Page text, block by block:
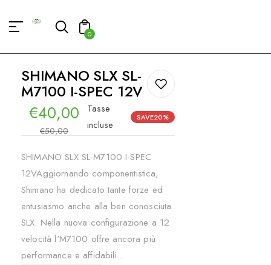
0
SHIMANO SLX SL-
M7100 I-SPEC 12V
Prezzo
scontato
€40,00
Prezzo
di
listino
€50,00
Tasse
incluse
SAVE20%
SHIMANO SLX SL-M7100 I-SPEC
12VAggiornando componentistica,
Shimano ha dedicato tante forze ed
entusiasmo anche alla ben conosciuta
SLX. Nella nuova configurazione a 12
velocità l'M7100 offre ancora più
performance e affidabili...